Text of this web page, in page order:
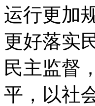
运行更加
更好落实
民主监督
平，以社